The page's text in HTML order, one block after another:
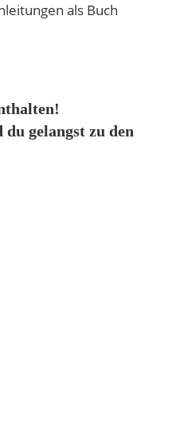
als Buch
gelangst zu den